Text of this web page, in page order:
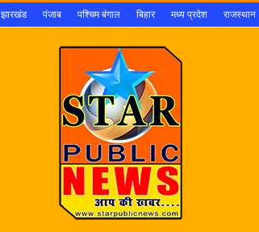
झारखंड पंजाब पश्चिम बंगाल बिहार मध्य प्रदेश राजस्थान